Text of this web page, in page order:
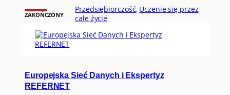
ZAKOŃCZONY
Przedsiębiorczość, Uczenie się przez
całe życie
Europejska Sieć Danych i Ekspertyz
REFERNET